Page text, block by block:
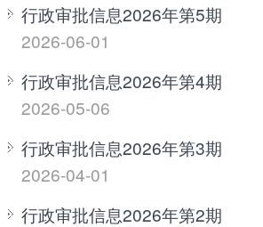
行政审批信息2026年第5期
2026-06-01
行政审批信息2026年第4期
2026-05-06
行政审批信息2026年第3期
2026-04-01
行政审批信息2026年第2期